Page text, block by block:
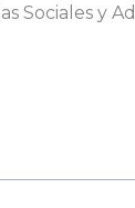
Sociales y